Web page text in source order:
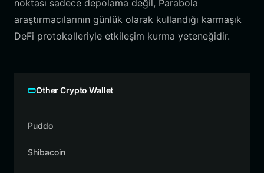
noktası sadece depolama değil, Parabola
araştırmacılarının günlük olarak kullandığı karmaşık
DeFi protokolleriyle etkileşim kurma yeteneğidir.
Other Crypto Wallet
Puddo
Shibacoin